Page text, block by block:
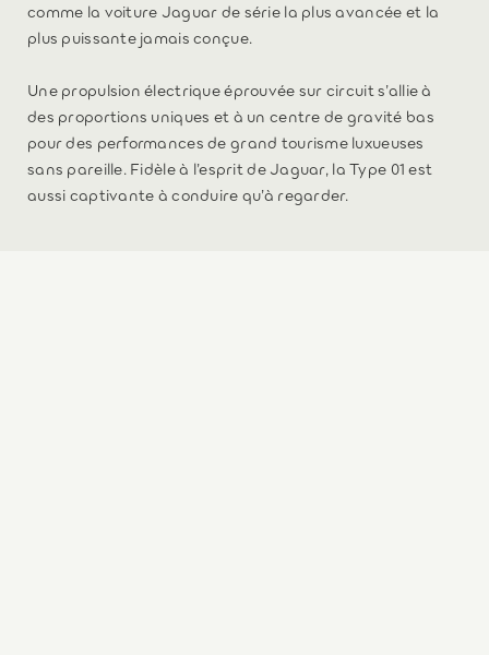
comme la voiture Jaguar de série la plus avancée et la
plus puissante jamais conçue.
Une propulsion électrique éprouvée sur circuit s’allie à
des proportions uniques et à un centre de gravité bas
pour des performances de grand tourisme luxueuses
sans pareille. Fidèle à l’esprit de Jaguar, la Type 01 est
aussi captivante à conduire qu’à regarder.